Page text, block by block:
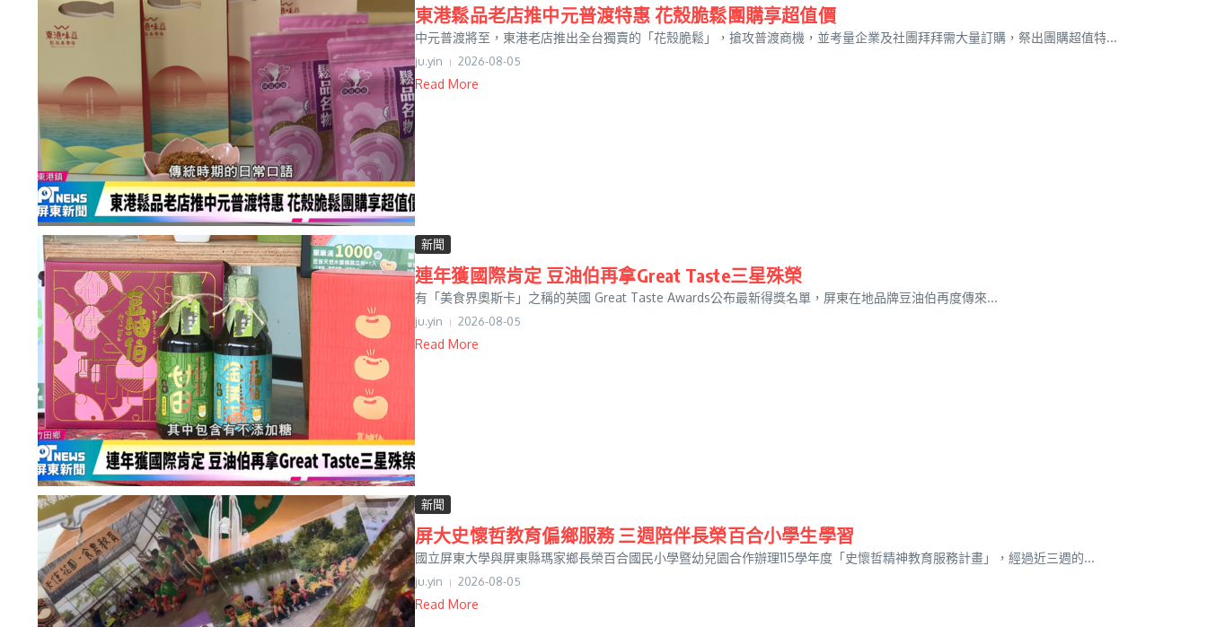
東港鬆品老店推中元普渡特惠 花殼脆鬆團購享超值價
中元普渡將至，東港老店推出全台獨賣的「花殼脆鬆」，搶攻普渡商機，並考量企業及社團拜拜需大量訂購，祭出團購超值特...
ju.yin 2026-08-05
Read More
新聞
連年獲國際肯定 豆油伯再拿Great Taste三星殊榮
有「美食界奧斯卡」之稱的英國 Great Taste Awards公布最新得獎名單，屏東在地品牌豆油伯再度傳來...
ju.yin 2026-08-05
Read More
新聞
屏大史懷哲教育偏鄉服務 三週陪伴長榮百合小學生學習
國立屏東大學與屏東縣瑪家鄉長榮百合國民小學暨幼兒園合作辦理115學年度「史懷哲精神教育服務計畫」，經過近三週的...
ju.yin 2026-08-05
Read More